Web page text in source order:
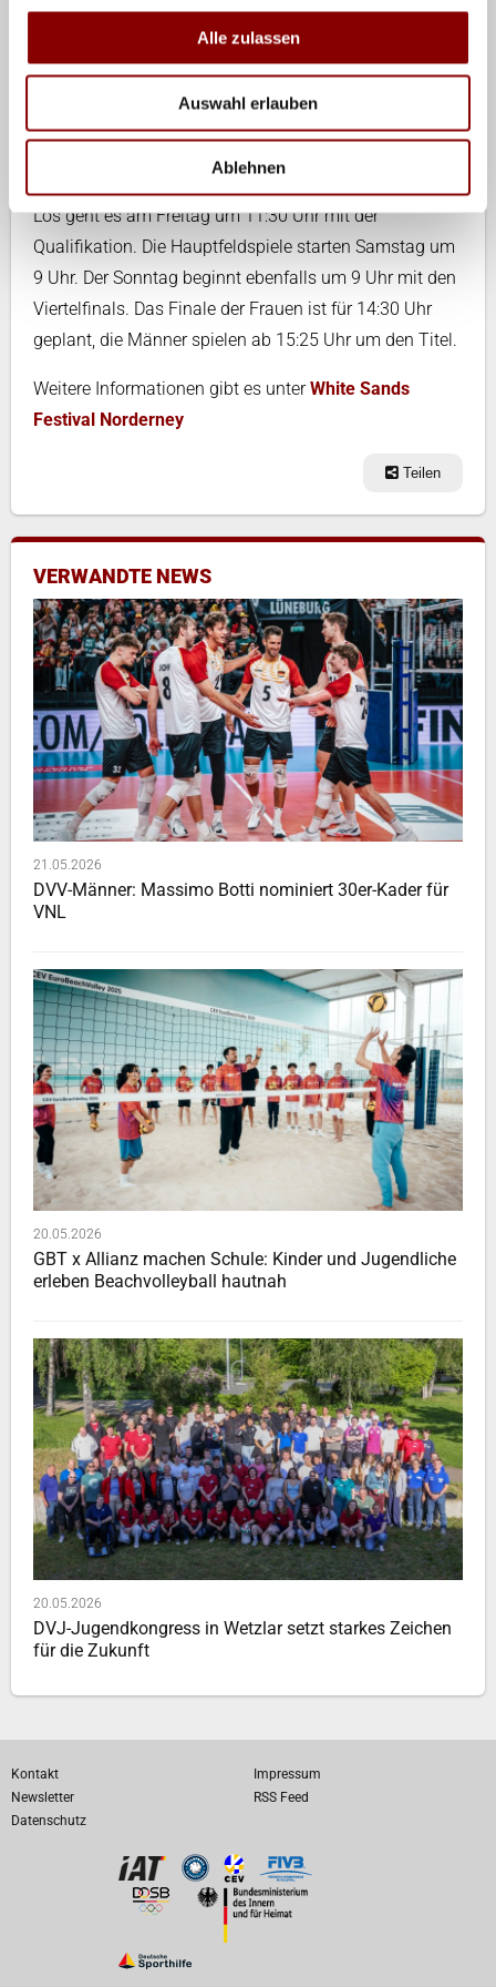
Alle zulassen
Auswahl erlauben
Ablehnen
dem Court überragend.“
Wer das Turnier nicht live vor Ort verfolgen kann, kann
alle Spiele kostenfrei im Livestream auf demtwitch-
Los geht es am Freitag um 11:30 Uhr mit der
Qualifikation. Die Hauptfeldspiele starten Samstag um
9 Uhr. Der Sonntag beginnt ebenfalls um 9 Uhr mit den
Viertelfinals. Das Finale der Frauen ist für 14:30 Uhr
geplant, die Männer spielen ab 15:25 Uhr um den Titel.
Weitere Informationen gibt es unterWhite Sands
Festival Norderney
Teilen
VERWANDTE NEWS
21.05.2026
DVV-Männer: Massimo Botti nominiert 30er-Kader für
VNL
20.05.2026
GBT x Allianz machen Schule: Kinder und Jugendliche
erleben Beachvolleyball hautnah
20.05.2026
DVJ-Jugendkongress in Wetzlar setzt starkes Zeichen
für die Zukunft
Kontakt
Impressum
Newsletter
RSS Feed
Datenschutz